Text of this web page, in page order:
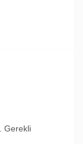
Gerekli